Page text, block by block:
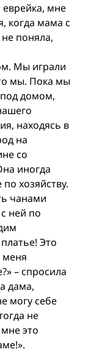
мне
когда мама с
поняла,
Мы играли
мы. Пока мы
под домом,
находясь в
на
со
иногда
хозяйству.
чанами
ней по
Это
меня
– спросила
дама,
могу себе
не
это